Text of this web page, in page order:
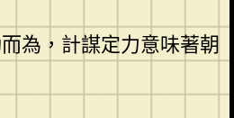
為，計謀定力意味著朝